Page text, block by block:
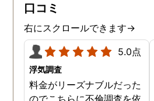
口コミ
右にスクロールできます→
5.0点
浮気調査
料金がリーズナブルだった
のでこちらに不倫調査を依